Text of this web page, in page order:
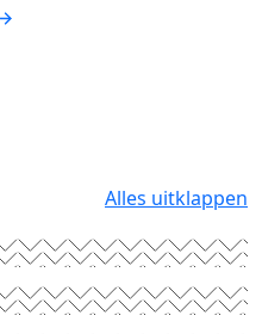
Alles uitklappen